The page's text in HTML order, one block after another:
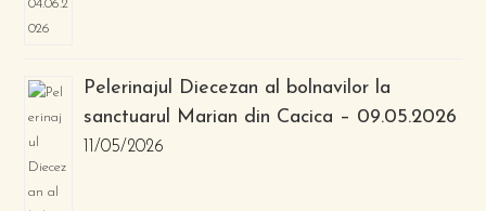
Pelerinajul Diecezan al bolnavilor la
sanctuarul Marian din Cacica – 09.05.2026
11/05/2026